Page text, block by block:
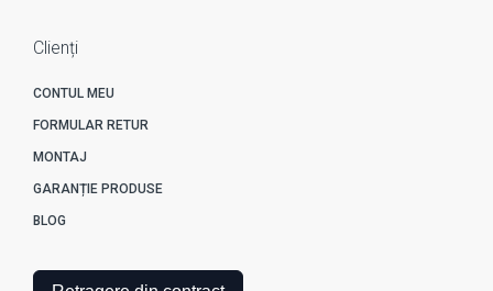
Clienți
CONTUL MEU
FORMULAR RETUR
MONTAJ
GARANȚIE PRODUSE
BLOG